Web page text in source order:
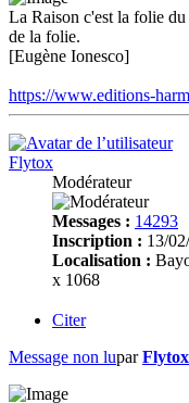
La Raison c'est la folie
de la folie.
[Eugène Ionesco]
https://www.editions-
Flytox
Modérateur
Messages : 14293
Inscription : 13/
Localisation :
x 1068
Citer
Message non luparFlytox